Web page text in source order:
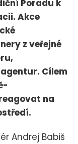
Poradu k
Akce
z veřejné
Cílem
na
Andrej Babiš